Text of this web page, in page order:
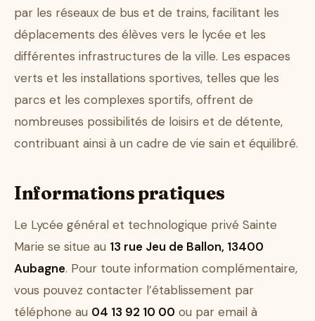
par les réseaux de bus et de trains, facilitant les
déplacements des élèves vers le lycée et les
différentes infrastructures de la ville. Les espaces
verts et les installations sportives, telles que les
parcs et les complexes sportifs, offrent de
nombreuses possibilités de loisirs et de détente,
contribuant ainsi à un cadre de vie sain et équilibré.
Informations pratiques
Le Lycée général et technologique privé Sainte
Marie se situe au 13 rue Jeu de Ballon, 13400
Aubagne. Pour toute information complémentaire,
vous pouvez contacter l’établissement par
téléphone au 04 13 92 10 00 ou par email à